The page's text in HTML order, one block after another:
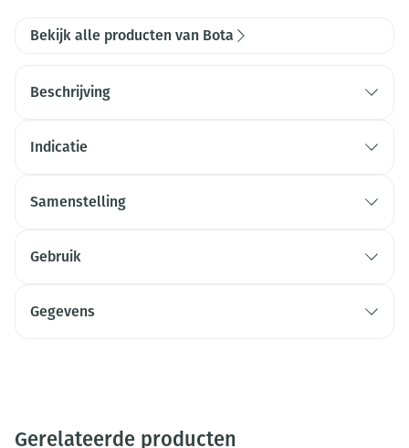
Bekijk alle producten van Bota
Beschrijving
Indicatie
Samenstelling
Gebruik
Gegevens
Gerelateerde producten